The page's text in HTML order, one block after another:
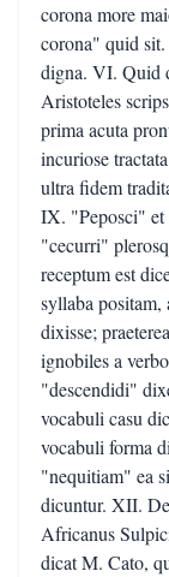
corona more
corona" quid
digna. VI. Quid
Aristoteles
prima acuta
incuriose
ultra fidem
IX. "Peposci"
"cecurri"
receptum est
syllaba positam,
dixisse;
ignobiles a
"descendidi"
vocabuli casu
vocabuli forma
"nequitiam" ea
dicuntur. XII.
Africanus
dicat M. Cato,